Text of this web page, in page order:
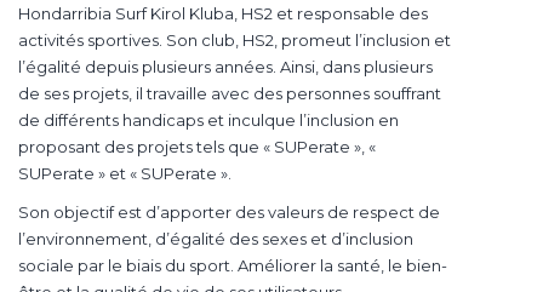
Hondarribia Surf Kirol Kluba, HS2 et responsable des
activités sportives. Son club, HS2, promeut l’inclusion et
l’égalité depuis plusieurs années. Ainsi, dans plusieurs
de ses projets, il travaille avec des personnes souffrant
de différents handicaps et inculque l’inclusion en
proposant des projets tels que « SUPerate », «
SUPerate » et « SUPerate ».
Son objectif est d’apporter des valeurs de respect de
l’environnement, d’égalité des sexes et d’inclusion
sociale par le biais du sport. Améliorer la santé, le bien-